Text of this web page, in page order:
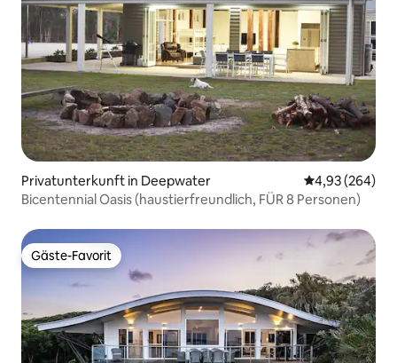
Privatunterkunft in Deepwater
4,93 (264)
Bicentennial Oasis (haustierfreundlich, FÜR 8 Personen)
Gäste-Favorit
Gäste-Favorit